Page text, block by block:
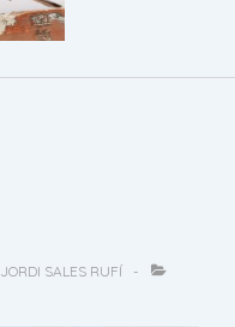
JORDI SALES RUFÍ